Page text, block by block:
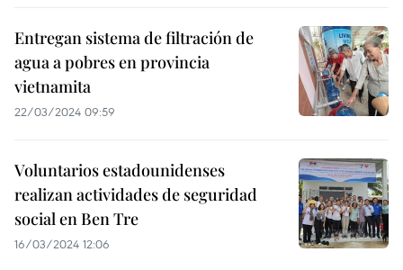
Entregan sistema de filtración de
agua a pobres en provincia
vietnamita
22/03/2024 09:59
Voluntarios estadounidenses
realizan actividades de seguridad
social en Ben Tre
16/03/2024 12:06